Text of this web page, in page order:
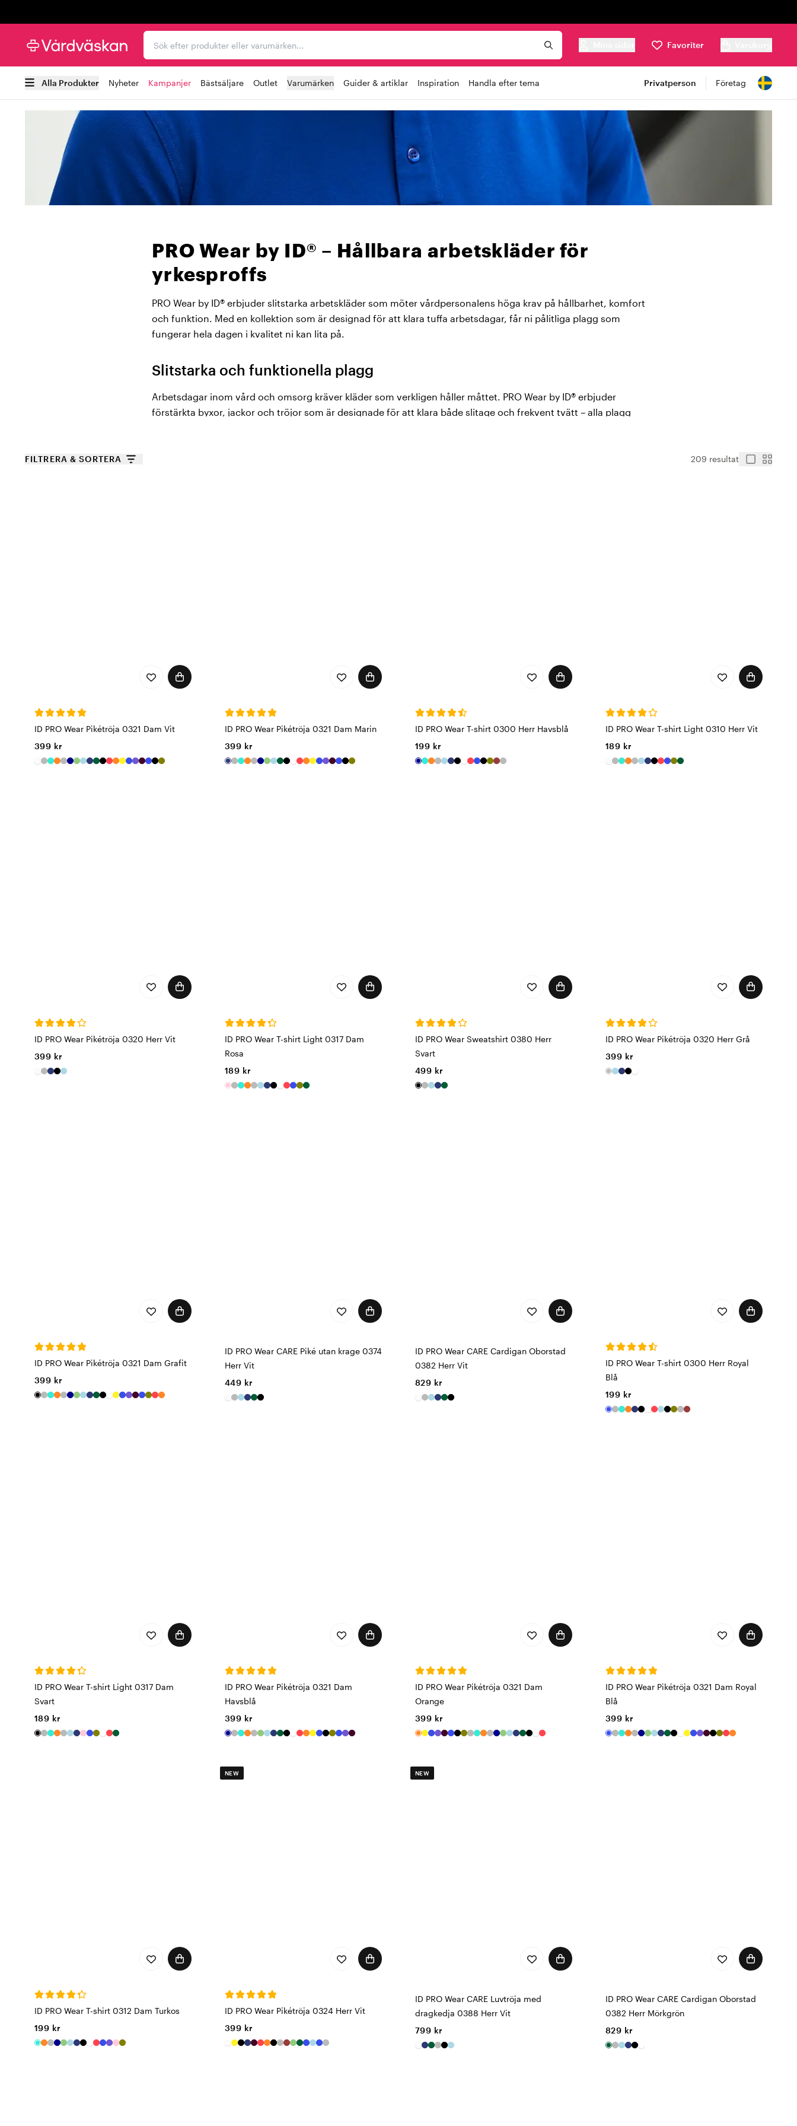
Sök efter produkter eller varumärken...
Favoriter
Alla Produkter Nyheter Kampanjer Bästsäljare Outlet Varumärken Guider & artiklar Inspiration Handla efter tema Privatperson Företag
PRO Wear by ID® – Hållbara arbetskläder för
yrkesproffs
PRO Wear by ID® erbjuder slitstarka arbetskläder som möter vårdpersonalens höga krav på hållbarhet, komfort
och funktion. Med en kollektion som är designad för att klara tuffa arbetsdagar, får ni pålitliga plagg som
fungerar hela dagen i kvalitet ni kan lita på.
Slitstarka och funktionella plagg
Arbetsdagar inom vård och omsorg kräver kläder som verkligen håller måttet. PRO Wear by ID® erbjuder
förstärkta byxor, jackor och tröjor som är designade för att klara både slitage och frekvent tvätt – alla plagg
Oavsett om ni arbetar i vårdmiljöer eller utomhus, är Pro Wear det hållbara valet för arbetskläder som ser
FILTRERA & SORTERA 209 resultat
ID PRO Wear Pikétröja 0321 Dam Vit
399 kr
ID PRO Wear Pikétröja 0321 Dam Marin
399 kr
ID PRO Wear T-shirt 0300 Herr Havsblå
199 kr
ID PRO Wear T-shirt Light 0310 Herr Vit
189 kr
ID PRO Wear Pikétröja 0320 Herr Vit
399 kr
ID PRO Wear T-shirt Light 0317 Dam
Rosa
189 kr
ID PRO Wear Sweatshirt 0380 Herr
Svart
499 kr
ID PRO Wear Pikétröja 0320 Herr Grå
399 kr
ID PRO Wear Pikétröja 0321 Dam Grafit
399 kr
ID PRO Wear CARE Piké utan krage 0374
Herr Vit
449 kr
ID PRO Wear CARE Cardigan Oborstad
0382 Herr Vit
829 kr
ID PRO Wear T-shirt 0300 Herr Royal
Blå
199 kr
ID PRO Wear T-shirt Light 0317 Dam
Svart
189 kr
ID PRO Wear Pikétröja 0321 Dam
Havsblå
399 kr
ID PRO Wear Pikétröja 0321 Dam
Orange
399 kr
ID PRO Wear Pikétröja 0321 Dam Royal
Blå
399 kr
ID PRO Wear T-shirt 0312 Dam Turkos
199 kr
NEW
ID PRO Wear Pikétröja 0324 Herr Vit
399 kr
NEW
ID PRO Wear CARE Luvtröja med
dragkedja 0388 Herr Vit
799 kr
ID PRO Wear CARE Cardigan Oborstad
0382 Herr Mörkgrön
829 kr